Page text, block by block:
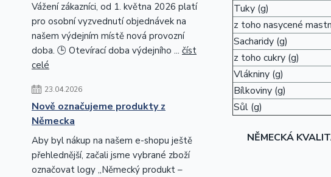
Vážení zákazníci, od 1. května 2026 platí
pro osobní vyzvednutí objednávek na
našem výdejním místě nová provozní
doba. 🕒 Otevírací doba výdejního ... číst
celé
23.04.2026
Nově označujeme produkty z
Německa
Aby byl nákup na našem e-shopu ještě
přehlednější, začali jsme vybrané zboží
označovat logy „Německý produkt –
Tuky (g)
z toho nasycené
Sacharidy (g)
z toho cukry (g)
Vlákniny (g)
Bílkoviny (g)
Sůl (g)
NĚMECKÁ